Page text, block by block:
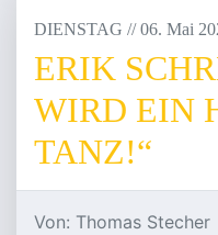
DIENSTAG // 06. Mai
ERIK
WIRD EIN
ANZ!“
Von: Thomas Stecher